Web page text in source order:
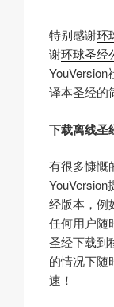
特别感谢环
谢环球圣经
YouVersion
译本圣经的
下载离线圣
有很多慷慨
YouVersion
经版本，例
任何用户随
圣经下载到
的情况下随
速！